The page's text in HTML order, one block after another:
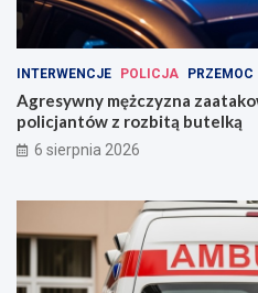
INTERWENCJE POLICJA PRZEMOC
Agresywny mężczyzna
policjantów z rozbitą butelką
6 sierpnia 2026